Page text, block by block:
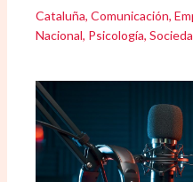
Cataluña,Comunicación,
Nacional, Psicología,